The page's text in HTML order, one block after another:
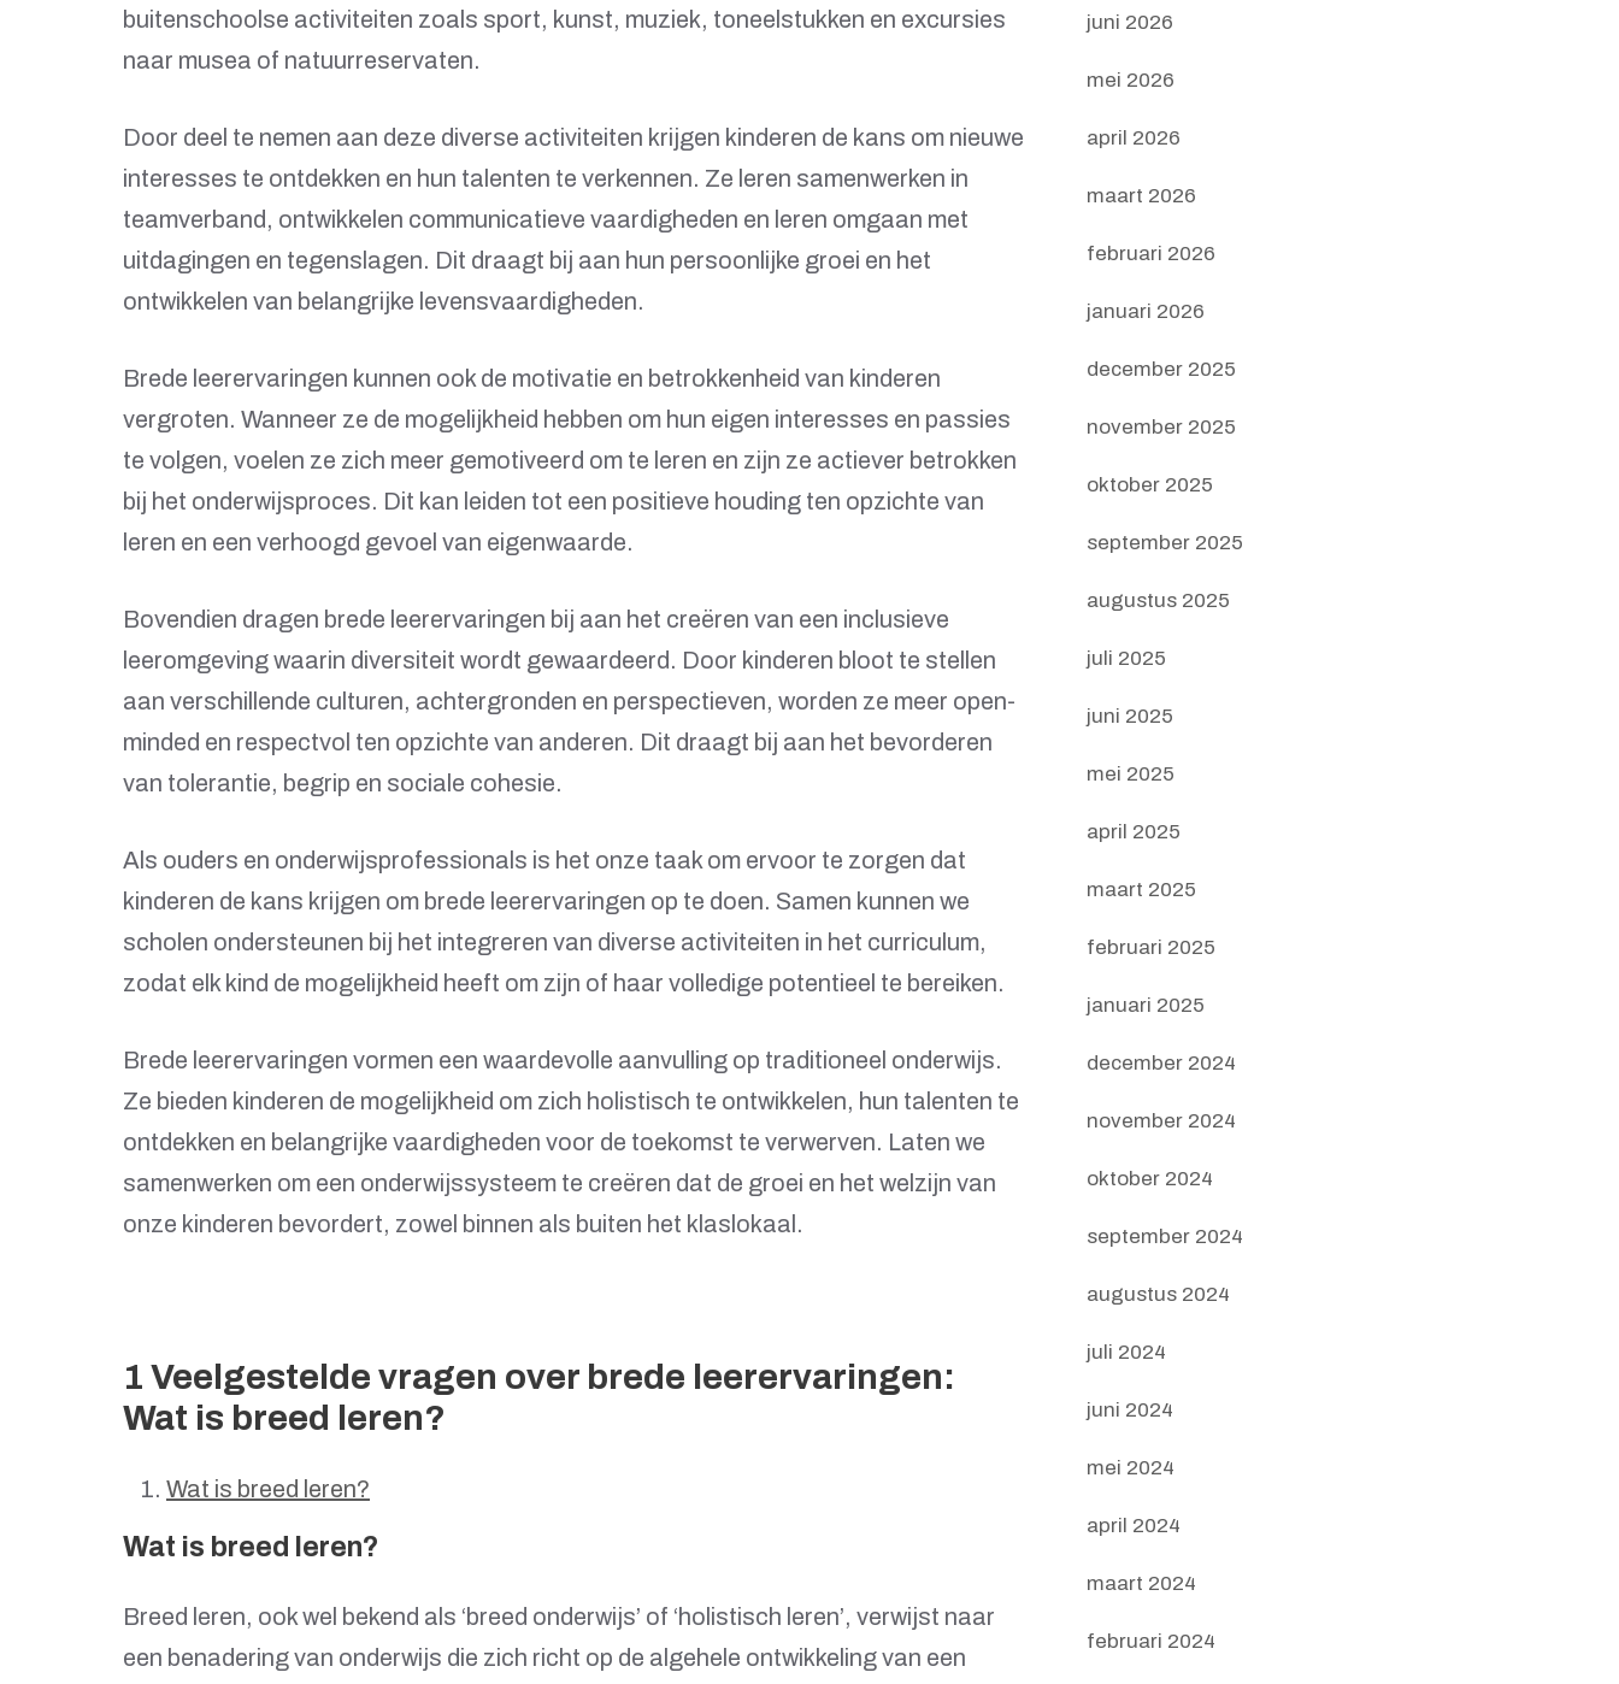
buitenschoolse activiteiten zoals sport, kunst, muziek, toneelstukken en excursies
naar musea of natuurreservaten.
Door deel te nemen aan deze diverse activiteiten krijgen kinderen de kans om nieuwe
interesses te ontdekken en hun talenten te verkennen. Ze leren samenwerken in
teamverband, ontwikkelen communicatieve vaardigheden en leren omgaan met
uitdagingen en tegenslagen. Dit draagt bij aan hun persoonlijke groei en het
ontwikkelen van belangrijke levensvaardigheden.
Brede leerervaringen kunnen ook de motivatie en betrokkenheid van kinderen
vergroten. Wanneer ze de mogelijkheid hebben om hun eigen interesses en passies
te volgen, voelen ze zich meer gemotiveerd om te leren en zijn ze actiever betrokken
bij het onderwijsproces. Dit kan leiden tot een positieve houding ten opzichte van
leren en een verhoogd gevoel van eigenwaarde.
Bovendien dragen brede leerervaringen bij aan het creëren van een inclusieve
leeromgeving waarin diversiteit wordt gewaardeerd. Door kinderen bloot te stellen
aan verschillende culturen, achtergronden en perspectieven, worden ze meer open-
minded en respectvol ten opzichte van anderen. Dit draagt bij aan het bevorderen
van tolerantie, begrip en sociale cohesie.
Als ouders en onderwijsprofessionals is het onze taak om ervoor te zorgen dat
kinderen de kans krijgen om brede leerervaringen op te doen. Samen kunnen we
scholen ondersteunen bij het integreren van diverse activiteiten in het curriculum,
zodat elk kind de mogelijkheid heeft om zijn of haar volledige potentieel te bereiken.
Brede leerervaringen vormen een waardevolle aanvulling op traditioneel onderwijs.
Ze bieden kinderen de mogelijkheid om zich holistisch te ontwikkelen, hun talenten te
ontdekken en belangrijke vaardigheden voor de toekomst te verwerven. Laten we
samenwerken om een onderwijssysteem te creëren dat de groei en het welzijn van
onze kinderen bevordert, zowel binnen als buiten het klaslokaal.
1 Veelgestelde vragen over brede leerervaringen:
Wat is breed leren?
Wat is breed leren?
Wat is breed leren?
Breed leren, ook wel bekend als ‘breed onderwijs’ of ‘holistisch leren’, verwijst naar
een benadering van onderwijs die zich richt op de algehele ontwikkeling van een
juni 2026
mei 2026
april 2026
maart 2026
februari 2026
januari 2026
december 2025
november 2025
oktober 2025
september 2025
augustus 2025
juli 2025
juni 2025
mei 2025
april 2025
maart 2025
februari 2025
januari 2025
december 2024
november 2024
oktober 2024
september 2024
augustus 2024
juli 2024
juni 2024
mei 2024
april 2024
maart 2024
februari 2024